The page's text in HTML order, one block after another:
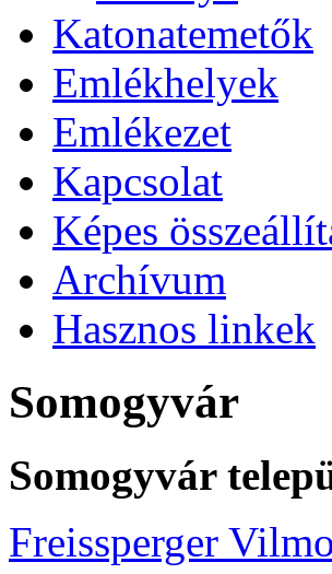
Katonatemetők
Emlékhelyek
Emlékezet
Kapcsolat
Képes
Archívum
Hasznos linkek
Somogyvár
Somogyvár
Freissperger